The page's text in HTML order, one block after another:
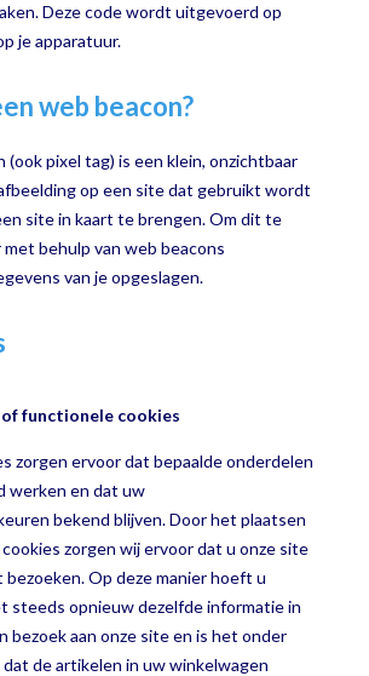
Deze code wordt uitgevoerd op
je apparatuur.
web beacon?
(ook pixel tag) is een klein, onzichtbaar
op een site dat gebruikt wordt
site in kaart te brengen. Om dit te
behulp van web beacons
van je opgeslagen.
of functionele cookies
zorgen ervoor dat bepaalde onderdelen
werken en dat uw
bekend blijven. Door het plaatsen
zorgen wij ervoor dat u onze site
bezoeken. Op deze manier hoeft u
steeds opnieuw dezelfde informatie in
bezoek aan onze site en is het onder
de artikelen in uw winkelwagen